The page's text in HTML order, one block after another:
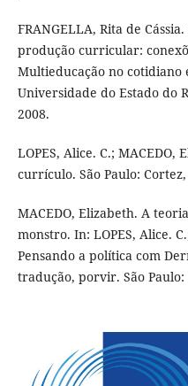
FRANGELLA, Rita de
produção curricular:
Multieducação no cotidiano
Universidade do Estado do
2008.
LOPES, Alice. C.; MACEDO,
currículo. São Paulo: Cortez,
MACEDO, Elizabeth. A
monstro. In: LOPES, Alice.
Pensando a política com
tradução, porvir. São Paulo: